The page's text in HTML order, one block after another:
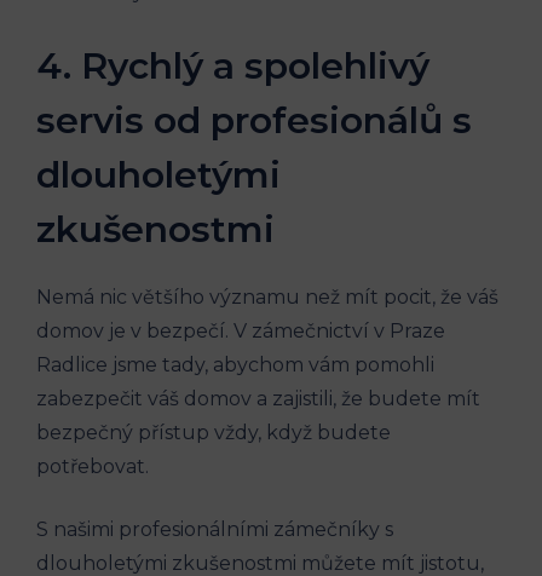
4. Rychlý a spolehlivý
servis od profesionálů s
dlouholetými
zkušenostmi
Nemá nic většího významu než mít pocit, že váš
domov je v bezpečí. V zámečnictví v Praze
Radlice jsme tady, abychom vám pomohli
zabezpečit váš domov a zajistili, že budete mít
bezpečný přístup vždy, když budete
potřebovat.
S našimi profesionálními zámečníky s
dlouholetými zkušenostmi můžete mít jistotu,